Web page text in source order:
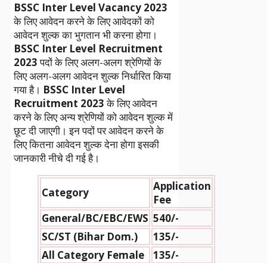
BSSC Inter Level Vacancy 2023
के लिए आवेदन करने के लिए आवेदकों को
आवेदन शुल्क का भुगतान भी करना होगा।
BSSC Inter Level Recruitment
2023पदों के लिए अलग-अलग श्रेणियों के
लिए अलग-अलग आवेदन शुल्क निर्धारित किया
गया है। BSSC Inter Level
Recruitment 2023के लिए आवेदन
करने के लिए अन्य श्रेणियों को आवेदन शुल्क में
छूट दी जाएगी। इन पदों पर आवेदन करने के
लिए कितना आवेदन शुल्क देना होगा इसकी
जानकारी नीचे दी गई है।
Category
Application
Fee
General/BC/EBC/EWS 540/-
SC/ST (Bihar Dom.)
135/-
All Category Female
135/-